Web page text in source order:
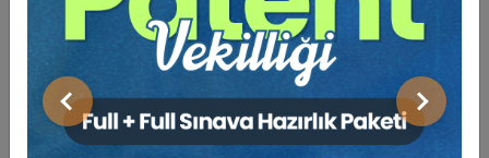
Önceki Sonraki
Ticaret Hukuku Kongresi - V. Oturum: TTK ve
HMK ARASINDAKİ HUKUKİ İLİŞKİ Video Kaydı
360 TL Sepete Ekle
Sosyal Medya